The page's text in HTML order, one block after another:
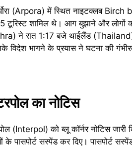
(Arpora) में स्थित नाइटक्लब
टूरिस्ट शामिल थे। आग बुझाने और लोगों
ने रात 1:17 बजे थाईलैंड
विदेश भागने के प्रयास ने घटना की
का नोटिस
(Interpol) को ब्लू कॉर्नर नोटिस
के पासपोर्ट सस्पेंड कर दिए। पासपोर्ट